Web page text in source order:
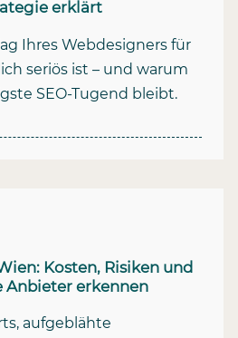
erklärt
Ihres Webdesigners für
seriös ist – und warum
SEO-Tugend bleibt.
Kosten, Risiken und
Anbieter erkennen
aufgeblähte